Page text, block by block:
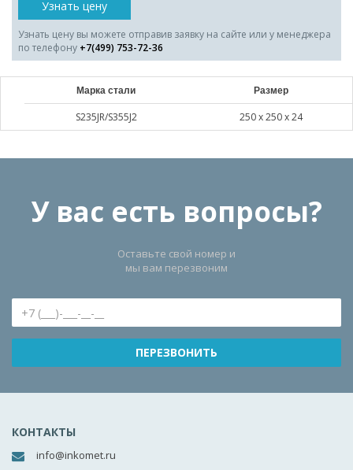
Узнать цену
Узнать цену вы можете отправив заявку на сайте или у менеджера
по телефону +7(499) 753-72-36
Марка стали Размер
S235JR/S355J2 250 х 250 х 24
У вас есть вопросы?
Оставьте свой номер и
мы вам перезвоним
КОНТАКТЫ
info@inkomet.ru